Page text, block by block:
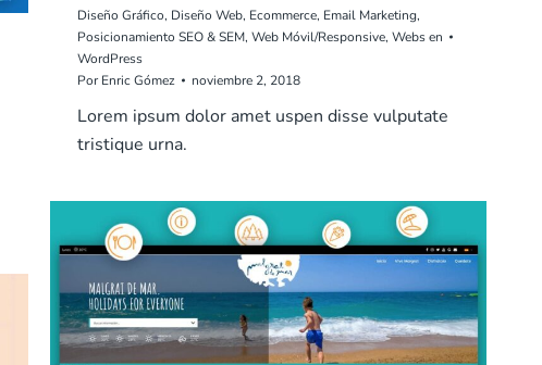
Diseño Gráfico, Diseño Web, Ecommerce, Email Marketing,
Posicionamiento SEO & SEM, Web Móvil/Responsive, Webs en
WordPress
PorEnric Gómez noviembre 2, 2018
Lorem ipsum dolor amet uspen disse vulputate
tristique urna.